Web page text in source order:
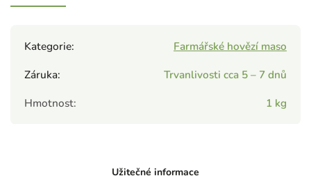
Kategorie:
Farmářské hovězí maso
Záruka:
Trvanlivosti cca 5 – 7 dnů
Hmotnost: 1 kg
Užitečné informace